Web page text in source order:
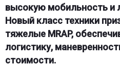
высокую мобильность и
Новый класс техники
тяжелые MRAP,
логистику,
стоимости.